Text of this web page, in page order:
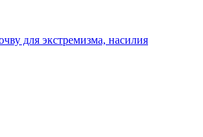
для экстремизма, насилия